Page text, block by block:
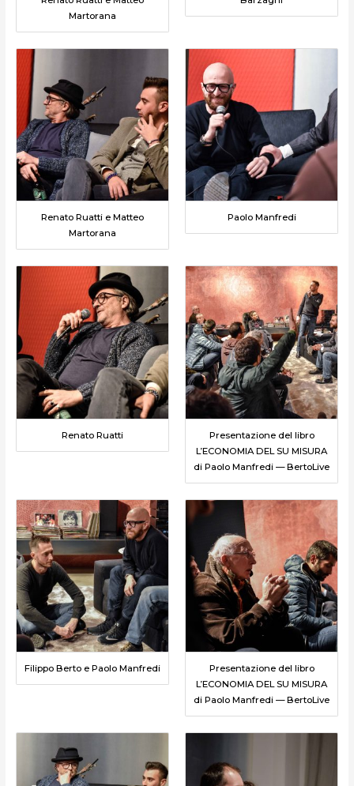
Martorana
Renato Ruatti e Matteo
Martorana
Paolo Manfredi
Renato Ruatti
Presentazione del libro
L’ECONOMIA DEL SU MISURA
di Paolo Manfredi — BertoLive
Filippo Berto e Paolo Manfredi
Presentazione del libro
L’ECONOMIA DEL SU MISURA
di Paolo Manfredi — BertoLive